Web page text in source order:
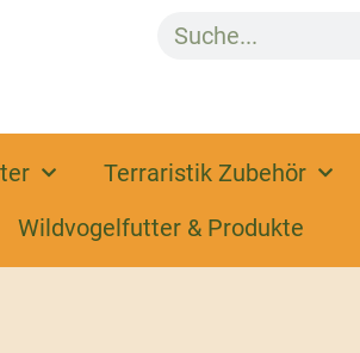
Terraristik Zubehör
Wildvogelfutter & Produkte